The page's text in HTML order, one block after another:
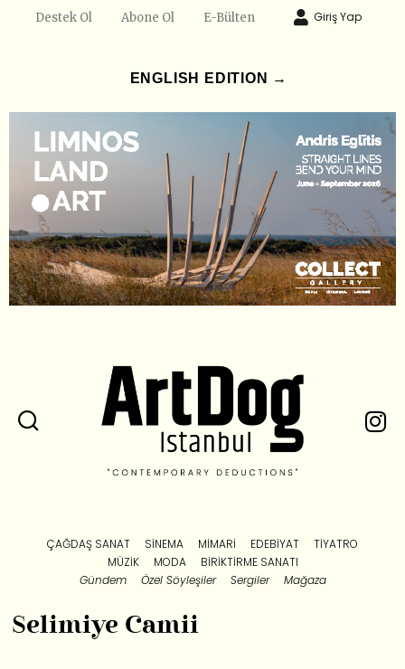
Destek Ol Abone Ol E-Bülten Giriş Yap
ENGLISH EDITION →
ÇAĞDAŞ SANAT SINEMA MIMARI EDEBIYAT
TIYATRO
MÜZIK
MODA
BIRIKTIRME SANATI
Gündem
Özel Söyleşiler Sergiler Mağaza
Selimiye Camii